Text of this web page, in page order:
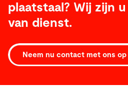
plaatstaal? Wij zijn
van dienst.
Neem nu contact met ons op